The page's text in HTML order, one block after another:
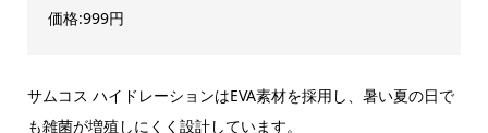
価格:999円
サムコス ハイドレーションはEVA素材を採用し、暑い夏の日で
も雑菌が増殖しにくく設計しています。